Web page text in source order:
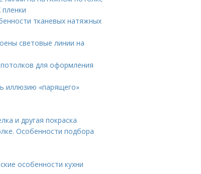
тканевых натяжных
световые линии на
для оформления
иллюзию «парящего»
и другая покраска
Особенности подбора
особенности кухни